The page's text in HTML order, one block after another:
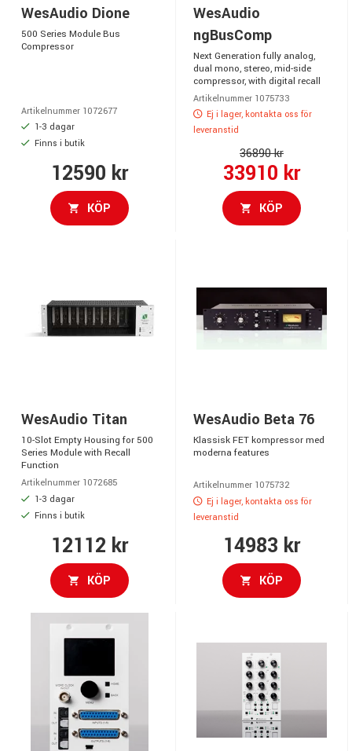
WesAudio Dione
500 Series Module Bus
Compressor
Artikelnummer 1072677
1-3 dagar
Finns i butik
12590 kr
KÖP
WesAudio
ngBusComp
Next Generation fully analog,
dual mono, stereo, mid-side
compressor, with digital recall
Artikelnummer 1075733
Ej i lager, kontakta oss för
leveranstid
36890 kr
33910 kr
KÖP
WesAudio Titan
10-Slot Empty Housing for 500
Series Module with Recall
Function
Artikelnummer 1072685
1-3 dagar
Finns i butik
12112 kr
KÖP
WesAudio Beta 76
Klassisk FET kompressor med
moderna features
Artikelnummer 1075732
Ej i lager, kontakta oss för
leveranstid
14983 kr
KÖP